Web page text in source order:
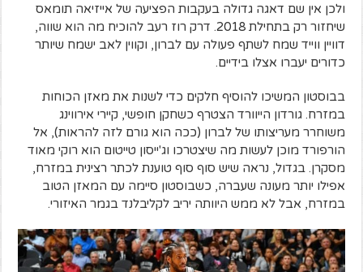
ולכן אין שם דאגה גדולה בעקבות הפציעה של אייזיאה תומאס
שיחזור רק בתחילת 2018. דרק רוז רעב להוכיח מה הוא שווה,
דוויין ווייד שמח לשתף פעולה עם לברון, וקווין לאב ישמח שיותר
כדורים יעברו אצלו בידיים.
בבוסטון המשיכו להוסיף חלקים כדי לשנות את מאזן הכוחות
במזרח. גורדון הייוורד הצטרף כשחקן חופשי, קיירי אירווינג
משוחרר מעריצותו של לברון (ככה הוא גורם לזה להראות), אל
הורפורד מוכן לעשות מה שיצטרכו וג'ייסון טייטום הוא רוקי מאוד
מסקרן. בגדול, נראה שיש סוף סוף טוענת לכתר רצינית במזרח,
אפילו יותר מעונה שעברה, כשבוסטון סיימה עם המאזן הטוב
במזרח, אבל לא ממש היוותה יריב לקליבלנד בגמר האיזורי.